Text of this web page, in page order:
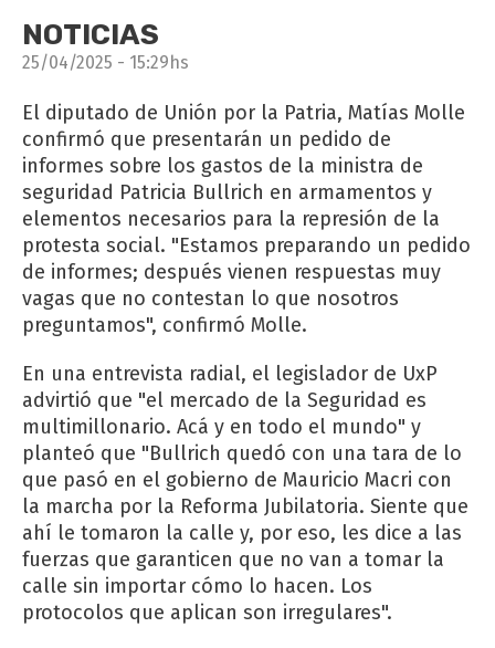
NOTICIAS
25/04/2025 - 15:29hs
El diputado de Unión por la Patria, Matías Molle
confirmó que presentarán un pedido de
informes sobre los gastos de la ministra de
seguridad Patricia Bullrich en armamentos y
elementos necesarios para la represión de la
protesta social. "Estamos preparando un pedido
de informes; después vienen respuestas muy
vagas que no contestan lo que nosotros
preguntamos", confirmó Molle.
En una entrevista radial, el legislador de UxP
advirtió que "el mercado de la Seguridad es
multimillonario. Acá y en todo el mundo" y
planteó que "Bullrich quedó con una tara de lo
que pasó en el gobierno de Mauricio Macri con
la marcha por la Reforma Jubilatoria. Siente que
ahí le tomaron la calle y, por eso, les dice a las
fuerzas que garanticen que no van a tomar la
calle sin importar cómo lo hacen. Los
protocolos que aplican son irregulares".